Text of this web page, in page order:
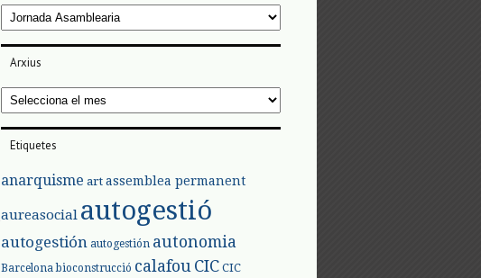
Categories
Arxius
Arxius
Etiquetes
anarquisme art assemblea permanent
aureasocial autogestió
autogestión autogestión autonomia
Barcelona bioconstrucció calafou CIC CIC